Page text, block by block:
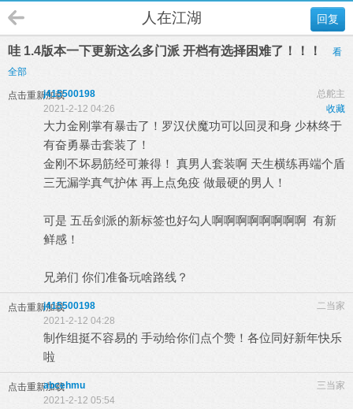
回复
人在江湖
哇 1.4版本一下更新这么多门派 开档有选择困难了！！！
看
全部
点击重新加载 总舵主
j415500198
收藏
2021-2-12 04:26
大力金刚掌有暴击了！罗汉伏魔功可以回灵和身 少林终于
有奋勇暴击套装了！
金刚不坏易筋经可兼得！ 真男人套装啊 天生横练再端个盾
三无漏学真气护体 再上点免疫 做最硬的男人！
可是 五岳剑派的新标签也好勾人啊啊啊啊啊啊啊啊 有新
鲜感！
兄弟们 你们准备玩啥路线？
点击重新加载 二当家
j415500198
2021-2-12 04:28
制作组挺不容易的 手动给你们点个赞！各位同好新年快乐
啦
点击重新加载 三当家
abcehmu
2021-2-12 05:54